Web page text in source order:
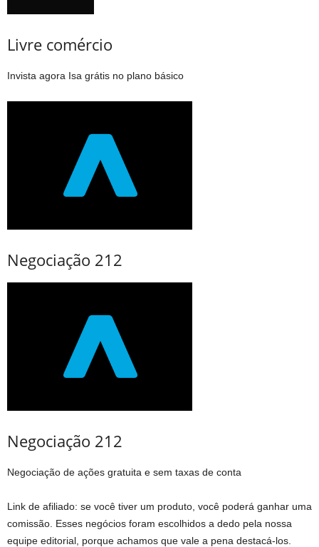
Livre comércio
Invista agora Isa grátis no plano básico
Negociação 212
Negociação 212
Negociação de ações gratuita e sem taxas de conta
Link de afiliado: se você tiver um produto, você poderá ganhar uma
comissão. Esses negócios foram escolhidos a dedo pela nossa
equipe editorial, porque achamos que vale a pena destacá-los.